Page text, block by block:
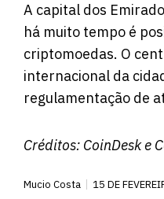
A capital dos
há muito tempo é
criptomoedas. O
internacional da
regulamentação de
Créditos: CoinDeske
Mucio Costa 15 DE